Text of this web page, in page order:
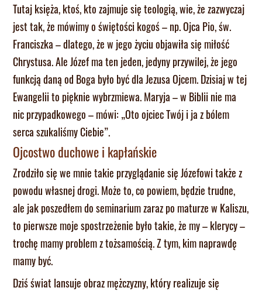
Tutaj księża, ktoś, kto zajmuje się teologią, wie, że zazwyczaj
jest tak, że mówimy o świętości kogoś – np. Ojca Pio, św.
Franciszka – dlatego, że w jego życiu objawiła się miłość
Chrystusa. Ale Józef ma ten jeden, jedyny przywilej, że jego
funkcją daną od Boga było być dla Jezusa Ojcem. Dzisiaj w tej
Ewangelii to pięknie wybrzmiewa. Maryja – w Biblii nie ma
nic przypadkowego – mówi: „Oto ojciec Twój i ja z bólem
serca szukaliśmy Ciebie”.
Ojcostwo duchowe i kapłańskie
Zrodziło się we mnie takie przyglądanie się Józefowi także z
powodu własnej drogi. Może to, co powiem, będzie trudne,
ale jak poszedłem do seminarium zaraz po maturze w Kaliszu,
to pierwsze moje spostrzeżenie było takie, że my – klerycy –
trochę mamy problem z tożsamością. Z tym, kim naprawdę
mamy być.
Dziś świat lansuje obraz mężczyzny, który realizuje się